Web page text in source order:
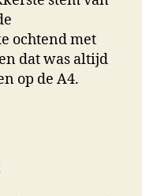
ochtend met
dat was altijd
op de A4.